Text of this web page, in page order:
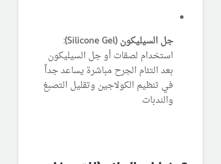
جل السيليكون (Silicone Gel):
استخدام لصقات أو جل السيليكون
بعد التئام الجرح مباشرة يساعد جداً
في تنظيم الكولاجين وتقليل التصبغ
والندبات.